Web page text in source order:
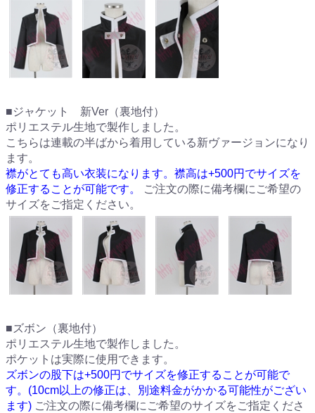
■ジャケット 新Ver（裏地付）
ポリエステル生地で製作しました。
こちらは連載の半ばから着用している新ヴァージョンになり
ます。
襟がとても高い衣装になります。襟高は+500円でサイズを
修正することが可能です。
ご注文の際に備考欄にご希望の
サイズをご指定ください。
■ズボン（裏地付）
ポリエステル生地で製作しました。
ポケットは実際に使用できます。
ズボンの股下は+500円でサイズを修正することが可能で
す。(10cm以上の修正は、別途料金がかかる可能性がござい
ます) ご注文の際に備考欄にご希望のサイズをご指定くださ